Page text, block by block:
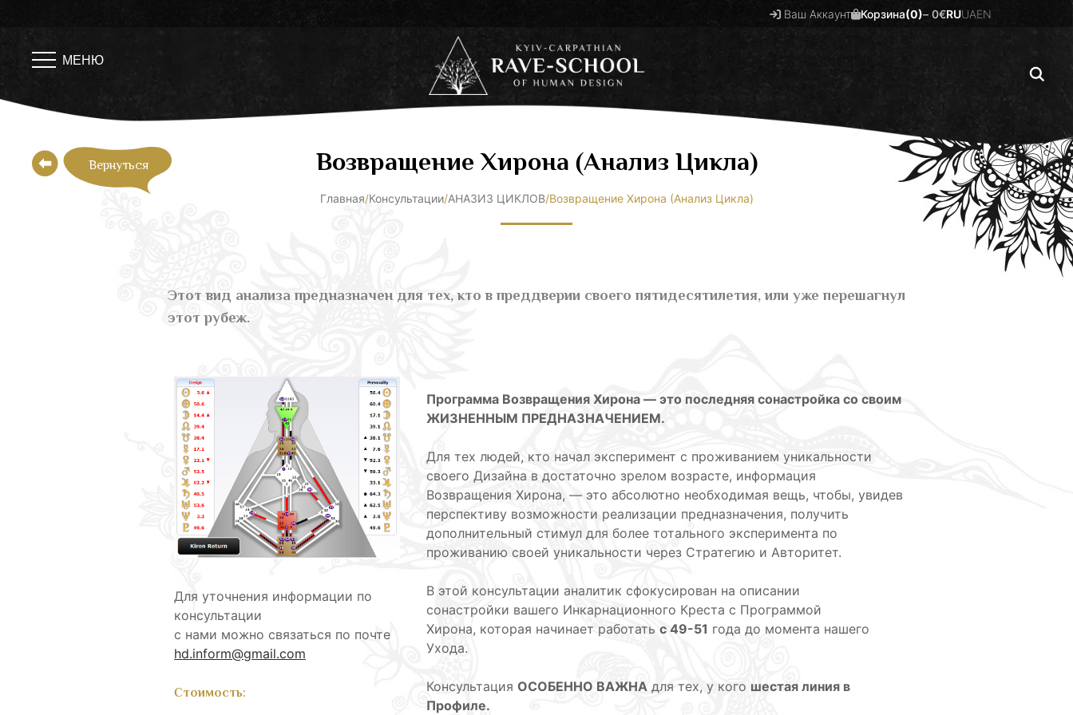
Ваш Аккаунт Корзина(0)– 0€RUUAEN
МЕНЮ
Вернуться Возвращение Хирона (Анализ Цикла)
Главная/Консультации/АНАЗИЗ ЦИКЛОВ/Возвращение Хирона (Анализ Цикла)
Этот вид анализа предназначен для тех, кто в преддверии своего пятидесятилетия, или уже перешагнул
этот рубеж.
Для уточнения информации по
консультации
с нами можно связаться по почте
hd.inform@gmail.com
Cтоимость:
Программа Возвращения Хирона — это последняя сонастройка со своим
ЖИЗНЕННЫМ ПРЕДНАЗНАЧЕНИЕМ.
Для тех людей, кто начал эксперимент с проживанием уникальности
своего Дизайна в достаточно зрелом возрасте, информация
Возвращения Хирона, — это абсолютно необходимая вещь, чтобы, увидев
перспективу возможности реализации предназначения, получить
дополнительный стимул для более тотального эксперимента по
проживанию своей уникальности через Стратегию и Авторитет.
В этой консультации аналитик сфокусирован на описании
сонастройки вашего Инкарнационного Креста с Программой
Хирона, которая начинает работать с 49-51 года до момента нашего
Ухода.
Консультация ОСОБЕННО ВАЖНАдля тех, у кого шестая линия в
Профиле.